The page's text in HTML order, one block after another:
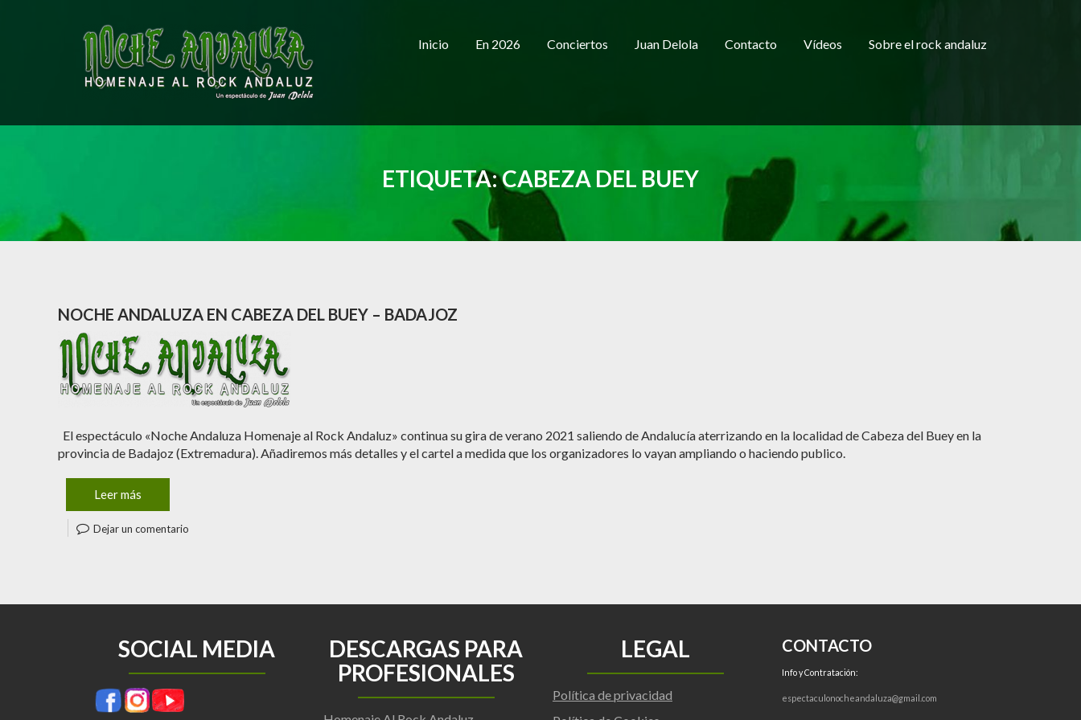
Inicio En 2026 Conciertos Juan Delola Contacto Vídeos Sobre el rock andaluz
ETIQUETA:CABEZA DEL BUEY
NOCHE ANDALUZA EN CABEZA DEL BUEY – BADAJOZ
El espectáculo «Noche Andaluza Homenaje al Rock Andaluz» continua su gira de verano 2021 saliendo de Andalucía aterrizando en la localidad de Cabeza del Buey en la
provincia de Badajoz (Extremadura). Añadiremos más detalles y el cartel a medida que los organizadores lo vayan ampliando o haciendo publico.
Leer más
Dejar un comentario
SOCIAL MEDIA
DESCARGAS PARA
PROFESIONALES
LEGAL
Política de privacidad
CONTACTO
Info y Contratación:
espectaculonocheandaluza@gmail.com